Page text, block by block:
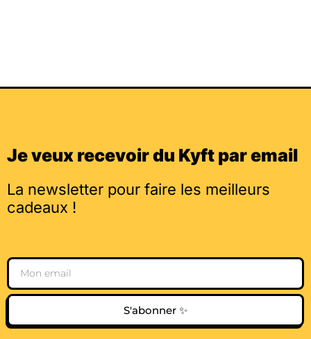
Je veux recevoir du Kyft par email
La newsletter pour faire les meilleurs
cadeaux !
Email
S'abonner ✨